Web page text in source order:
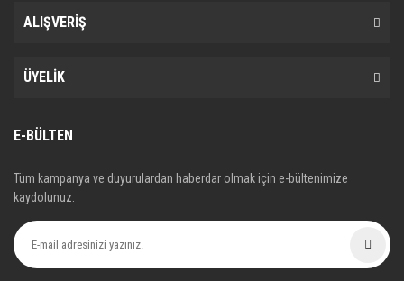
ALIŞVERİŞ
ÜYELİK
E-BÜLTEN
Tüm kampanya ve duyurulardan haberdar olmak için e-bültenimize
kaydolunuz.